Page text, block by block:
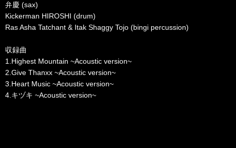
弁慶 (sax)
Kickerman HIROSHI (drum)
Ras Asha Tatchant & Itak Shaggy Tojo (bingi percussion)
収録曲
1.Highest Mountain ~Acoustic version~
2.Give Thanxx ~Acoustic version~
3.Heart Music ~Acoustic version~
4.キヅキ ~Acoustic version~